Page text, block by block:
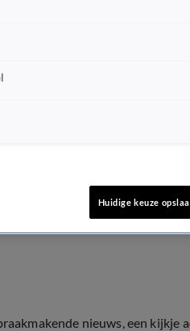
nieuws, een kijkje
Huidige keuze